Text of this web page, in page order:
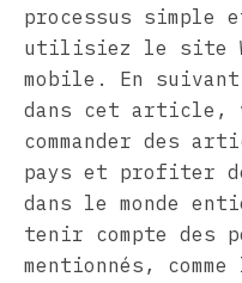
processus
utilisiez le site
mobile. En
dans cet article,
commander des
pays et profiter
dans le monde
tenir compte des
mentionnés,